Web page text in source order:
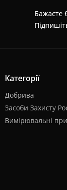
Бажаєте
Категорії
Добрива
Засоби Захисту
Вимірювальні